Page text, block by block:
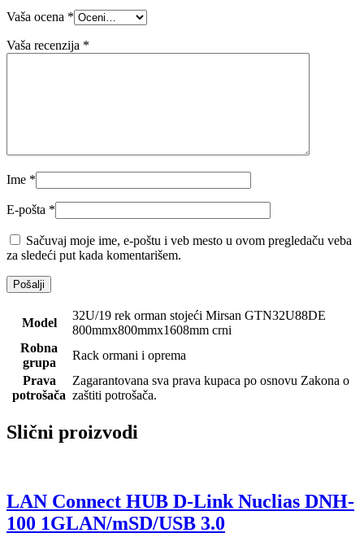
Vaša ocena *
Vaša recenzija *
Ime *
E-pošta *
Sačuvaj moje ime, e-poštu i veb mesto u ovom pregledaču veba
za sledeći put kada komentarišem.
Model
32U/19 rek orman stojeći Mirsan GTN32U88DE
800mmx800mmx1608mm crni
Robna
grupa
Rack ormani i oprema
Prava
potrošača
Zagarantovana sva prava kupaca po osnovu Zakona o
zaštiti potrošača.
Slični proizvodi
LAN Connect HUB D-Link Nuclias DNH-
100 1GLAN/mSD/USB 3.0